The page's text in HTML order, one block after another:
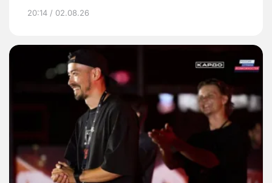
20:14 / 02.08.26